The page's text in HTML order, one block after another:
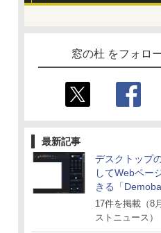
窓の杜 をフォロ
最新記事
デスクトップ
してWebペー
きる「
か
17件を掲載（8
ストニュース）